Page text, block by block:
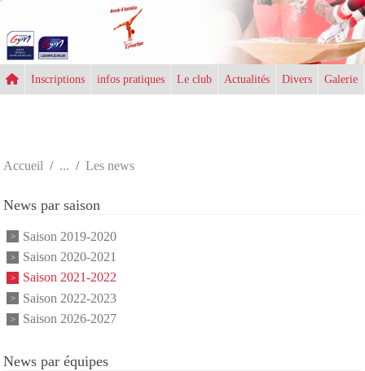
Inscriptions infos pratiques Le club Actualités Divers Galerie
Accueil Les news
News par saison
Saison 2019-2020
Saison 2020-2021
Saison 2021-2022
Saison 2022-2023
Saison 2026-2027
News par équipes
Panneau de gestion des cookies